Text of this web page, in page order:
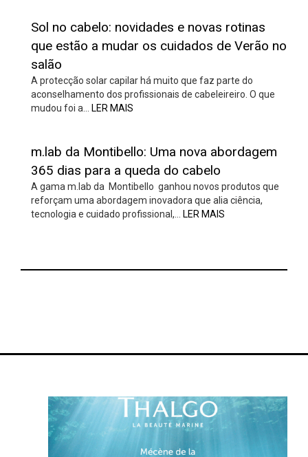
Sol no cabelo: novidades e novas rotinas
que estão a mudar os cuidados de Verão no
salão
A protecção solar capilar há muito que faz parte do
aconselhamento dos profissionais de cabeleireiro. O que
mudou foi a…
LER MAIS
m.lab da Montibello: Uma nova abordagem
365 dias para a queda do cabelo
A gama m.lab da Montibello ganhou novos produtos que
reforçam uma abordagem inovadora que alia ciência,
tecnologia e cuidado profissional,…
LER MAIS